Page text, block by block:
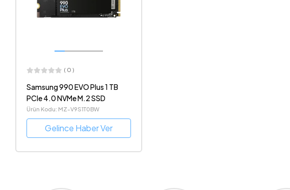
( 0 )
Samsung 990 EVO Plus 1 TB
PCIe 4.0 NVMe M.2 SSD
Ürün Kodu: MZ-V9S1T0BW
Gelince Haber Ver